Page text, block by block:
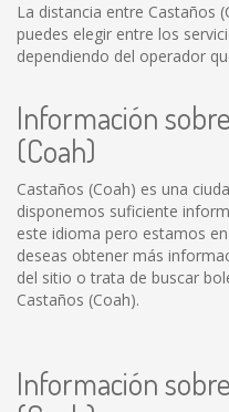
La distancia entre Castaños
puedes elegir entre los
dependiendo del operador
Información
(Coah)
Castaños (Coah) es una
disponemos suficiente
este idioma pero estamos
deseas obtener más
del sitio o trata de buscar
Castaños (Coah).
Información